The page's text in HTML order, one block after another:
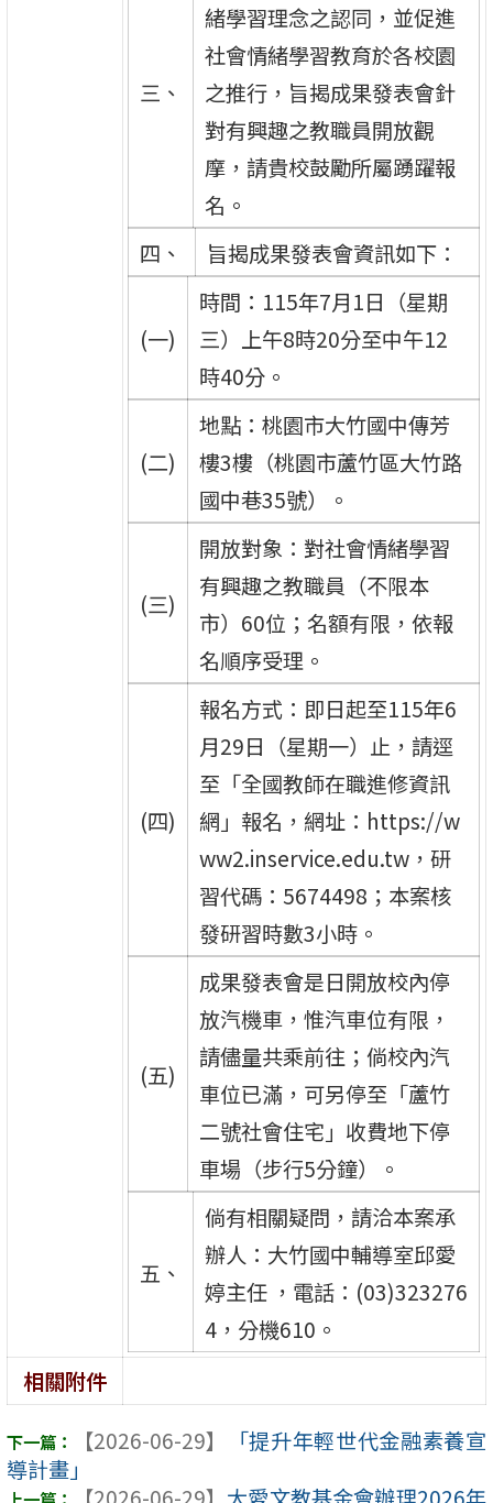
三、
緒學習理念之認同，並促進
社會情緒學習教育於各校園
之推行，旨揭成果發表會針
對有興趣之教職員開放觀
摩，請貴校鼓勵所屬踴躍報
名。
四、
旨揭成果發表會資訊如下：
(一)
時間：115年7月1日（星期
三）上午8時20分至中午12
時40分。
(二)
地點：桃園市大竹國中傳芳
樓3樓（桃園市蘆竹區大竹路
國中巷35號）。
(三)
開放對象：對社會情緒學習
有興趣之教職員（不限本
市）60位；名額有限，依報
名順序受理。
(四)
報名方式：即日起至115年6
月29日（星期一）止，請逕
至「全國教師在職進修資訊
網」報名，網址：https://w
ww2.inservice.edu.tw，研
習代碼：5674498；本案核
發研習時數3小時。
(五)
成果發表會是日開放校內停
放汽機車，惟汽車位有限，
請儘量共乘前往；倘校內汽
車位已滿，可另停至「蘆竹
二號社會住宅」收費地下停
車場（步行5分鐘）。
五、
倘有相關疑問，請洽本案承
辦人：大竹國中輔導室邱愛
婷主任 ，電話：(03)323276
4，分機610。
相關附件
【2026-06-29】
「提升年輕世代金融素養宣
導計畫」